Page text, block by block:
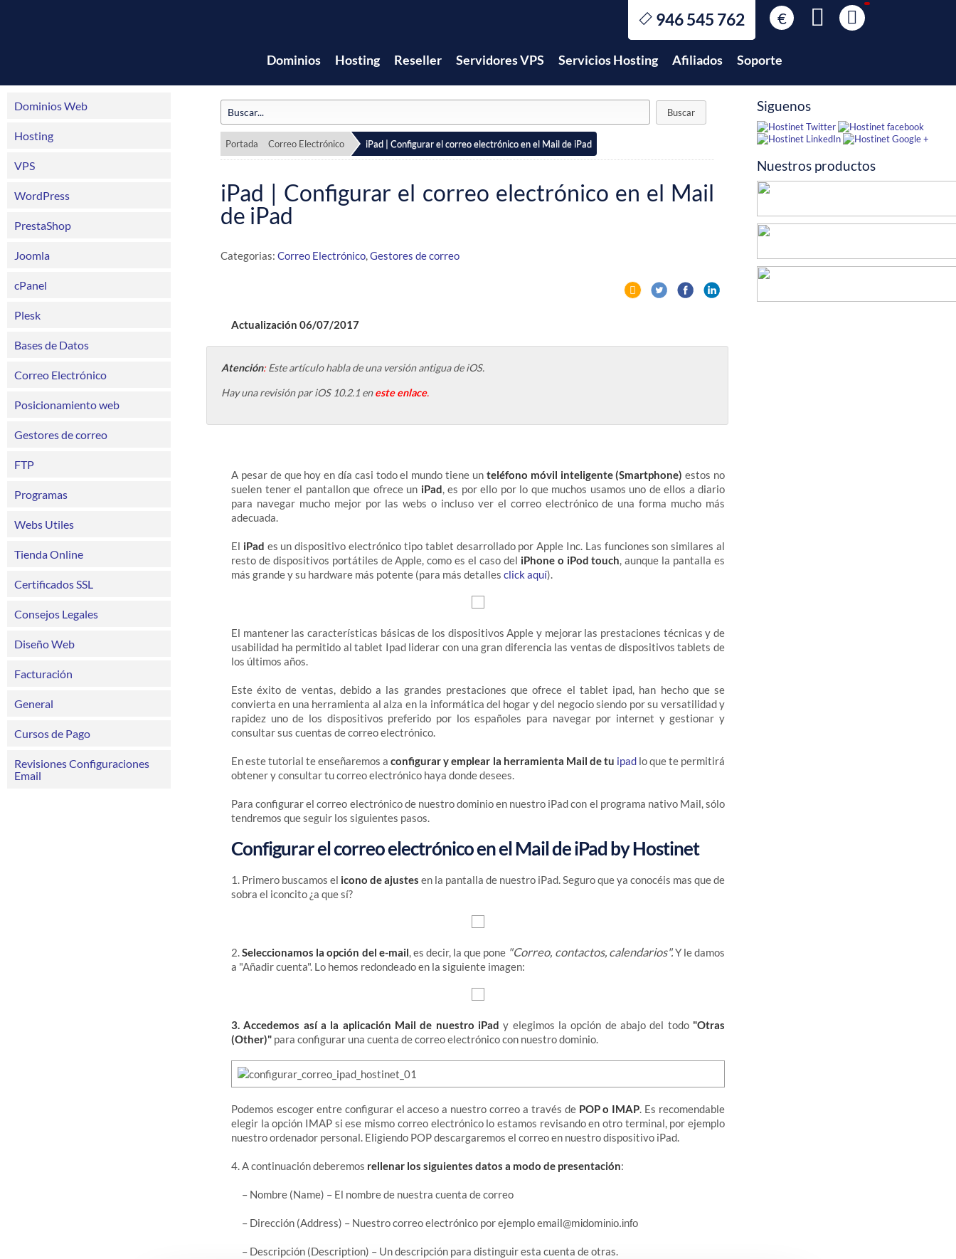
946 545 762
Dominios Hosting Reseller Servidores VPS Servicios Hosting Afiliados Soporte
€
GBP
MXN
Dominios Web
Hosting
VPS
WordPress
PrestaShop
Joomla
cPanel
Plesk
Bases de Datos
Correo Electrónico
Posicionamiento web
Gestores de correo
FTP
Programas
Webs Utiles
Tienda Online
Certificados SSL
Consejos Legales
Diseño Web
Facturación
General
Cursos de Pago
Revisiones Configuraciones
Email
Siguenos
Nuestros productos
Portada Correo Electrónico iPad | Configurar el correo electrónico en el Mail de iPad
iPad | Configurar el correo electrónico en el Mail
de iPad
Categorias: Correo Electrónico,Gestores de correo
Actualización 06/07/2017
Atención:Este artículo habla de una versión antigua de iOS.
Hay una revisión par iOS 10.2.1 eneste enlace.
A pesar de que hoy en día casi todo el mundo tiene un teléfono móvil inteligente (Smartphone) estos no
suelen tener el pantallon que ofrece un iPad, es por ello por lo que muchos usamos uno de ellos a diario
para navegar mucho mejor por las webs o incluso ver el correo electrónico de una forma mucho más
adecuada.
El iPad es un dispositivo electrónico tipo tablet desarrollado por Apple Inc. Las funciones son similares al
resto de dispositivos portátiles de Apple, como es el caso del iPhone o iPod touch, aunque la pantalla es
más grande y su hardware más potente (para más detalles click aquí).
El mantener las características básicas de los dispositivos Apple y mejorar las prestaciones técnicas y de
usabilidad ha permitido al tablet Ipad liderar con una gran diferencia las ventas de dispositivos tablets de
los últimos años.
Este éxito de ventas, debido a las grandes prestaciones que ofrece el tablet ipad, han hecho que se
convierta en una herramienta al alza en la informática del hogar y del negocio siendo por su versatilidad y
rapidez uno de los dispositivos preferido por los españoles para navegar por internet y gestionar y
consultar sus cuentas de correo electrónico.
En este tutorial te enseñaremos aconfigurar y emplear la herramienta Mail de tu ipadlo que te permitirá
obtener y consultar tu correo electrónico haya donde desees.
Para configurar el correo electrónico de nuestro dominio en nuestro iPad con el programa nativo Mail, sólo
tendremos que seguir los siguientes pasos.
Configurar el correo electrónico en el Mail de iPad by Hostinet
1. Primero buscamos el icono de ajustes en la pantalla de nuestro iPad. Seguro que ya conocéis mas que de
sobra el iconcito ¿a que sí?
2.Seleccionamos la opción del e-mail, es decir, la que pone "Correo, contactos, calendarios".Y le damos
a "Añadir cuenta". Lo hemos redondeado en la siguiente imagen:
3. Accedemos así a la aplicación Mail de nuestro iPad y elegimos la opción de abajo del todo "Otras
(Other)" para configurar una cuenta de correo electrónico con nuestro dominio.
Podemos escoger entre configurar el acceso a nuestro correo a través dePOP o IMAP. Es recomendable
elegir la opción IMAP si ese mismo correo electrónico lo estamos revisando en otro terminal, por ejemplo
nuestro ordenador personal. Eligiendo POP descargaremos el correo en nuestro dispositivo iPad.
4. A continuación deberemos rellenar los siguientes datos a modo de presentación:
– Nombre (Name) – El nombre de nuestra cuenta de correo
– Dirección (Address) – Nuestro correo electrónico por ejemplo email@midominio.info
– Descripción (Description) – Un descripción para distinguir esta cuenta de otras.